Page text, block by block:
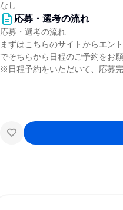
なし
応募・選考の流れ
応募・選考の流れ
まずはこちらのサイトからエン
でそちらから日程のご予約をお
※日程予約をいただいて、応募